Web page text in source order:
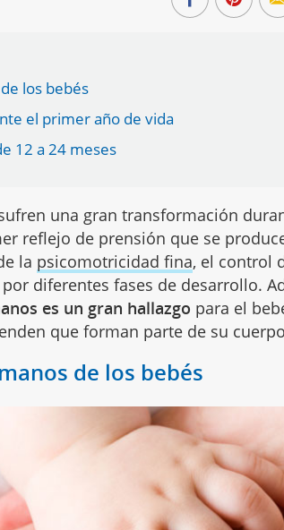
los bebés
el primer año de vida
12 a 24 meses
una gran transformación
reflejo de prensión que se
la psicomotricidad fina, el control
diferentes fases de desarrollo.
es un gran hallazgo para el
que forman parte de su
de los bebés